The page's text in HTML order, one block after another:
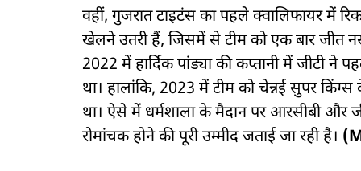
वहीं, गुजरात टाइटंस का पहले क्वालिफायर में
खेलने उतरी हैं, जिसमें से टीम को एक बार जीत
2022 में हार्दिक पांड्या की कप्तानी में जीटी ने
था। हालांकि, 2023 में टीम को चेन्नई सुपर
था। ऐसे में धर्मशाला के मैदान पर आरसीबी और
रोमांचक होने की पूरी उम्मीद जताई जा रही है।